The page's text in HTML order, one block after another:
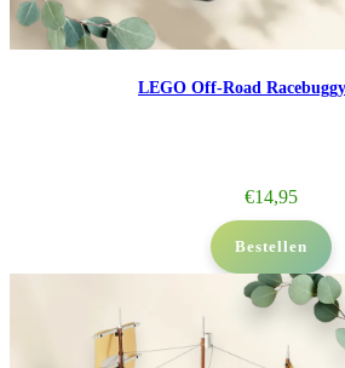
LEGO Off-Road
€14,95
Bestellen